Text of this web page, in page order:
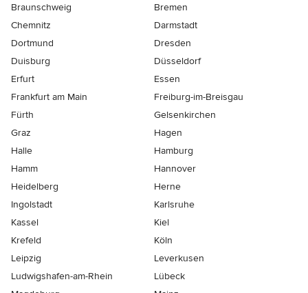
Braunschweig
Bremen
Chemnitz
Darmstadt
Dortmund
Dresden
Duisburg
Düsseldorf
Erfurt
Essen
Frankfurt am Main
Freiburg-im-Breisgau
Fürth
Gelsenkirchen
Graz
Hagen
Halle
Hamburg
Hamm
Hannover
Heidelberg
Herne
Ingolstadt
Karlsruhe
Kassel
Kiel
Krefeld
Köln
Leipzig
Leverkusen
Ludwigshafen-am-Rhein
Lübeck